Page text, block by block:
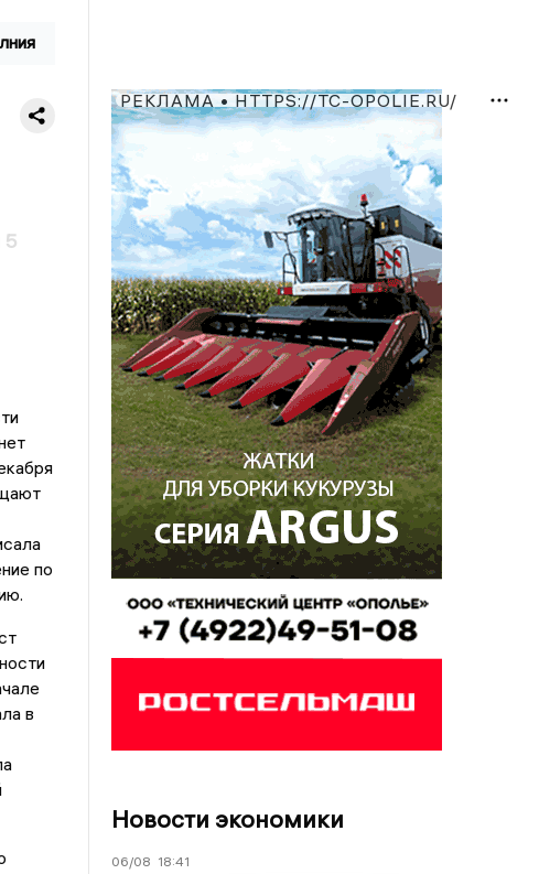
5
по
в
РЕКЛАМА • HTTPS://TC-OPOLIE.RU/
Новости экономики
06/08 18:41